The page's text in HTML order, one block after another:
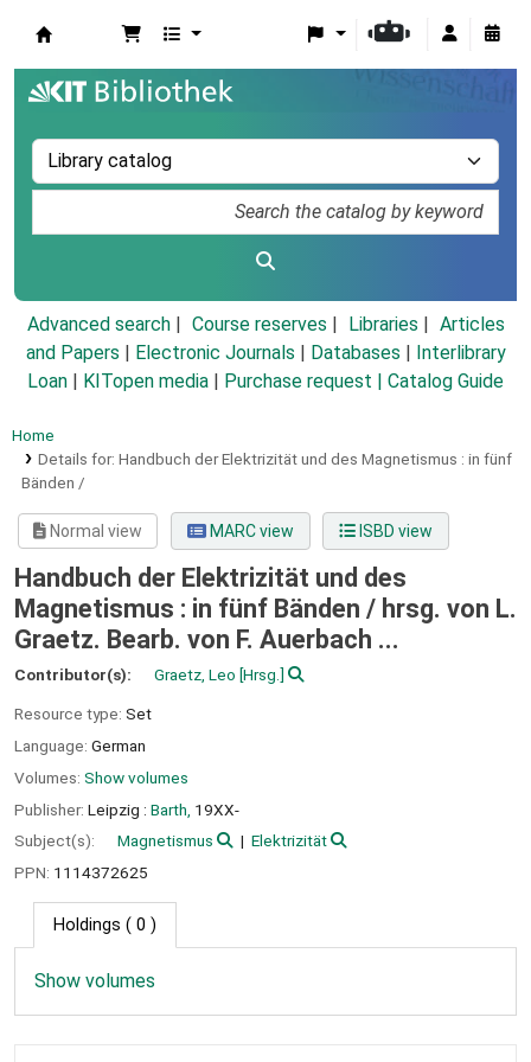
Advanced search Course reserves Libraries
Articles
and Papers
Electronic Journals Databases
Interlibrary
Loan
KITopen media Purchase request | Catalog Guide
Home
Details for: Handbuch der Elektrizität und des Magnetismus : in fünf
Bänden /
Normal view MARC view ISBD view
Handbuch der Elektrizität und des
Magnetismus : in fünf Bänden / hrsg. von L.
Graetz. Bearb. von F. Auerbach ...
Contributor(s): Graetz, Leo [Hrsg.]
Resource type: Set
Language: German
Volumes: Show volumes
Publisher: Leipzig : Barth, 19XX-
Subject(s):
Magnetismus
Elektrizität
PPN: 1114372625
Holdings ( 0 )
Show volumes